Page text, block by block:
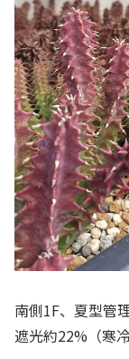
南側1F、夏型管
遮光約22%（寒